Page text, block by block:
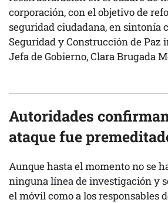
corporación, con el objetivo de
seguridad ciudadana, en sintonía
Seguridad y Construcción de Paz
Jefa de Gobierno, Clara Brugada
Autoridades
ataque fue
Aunque hasta el momento no se
ningunalínea de investigacióny
el móvil como a los responsables